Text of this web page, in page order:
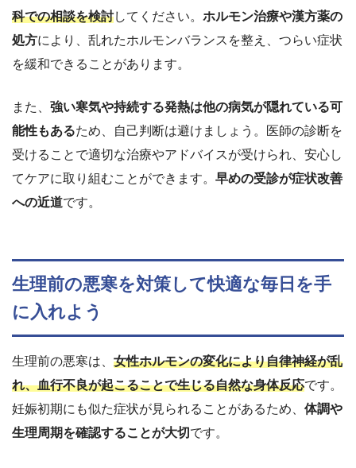
科での相談を検討してください。 ホルモン治療や漢方薬の
処方により、乱れたホルモンバランスを整え、つらい症状
を緩和できることがあります。
また、 強い寒気や持続する発熱は他の病気が隠れている可
能性もあるため、自己判断は避けましょう。医師の診断を
受けることで適切な治療やアドバイスが受けられ、安心し
てケアに取り組むことができます。 早めの受診が症状改善
への近道です。
生理前の悪寒を対策して快適な毎日を手
に入れよう
生理前の悪寒は、 女性ホルモンの変化により自律神経が乱
れ、血行不良が起こることで生じる自然な身体反応です。
妊娠初期にも似た症状が見られることがあるため、 体調や
生理周期を確認することが大切 です。